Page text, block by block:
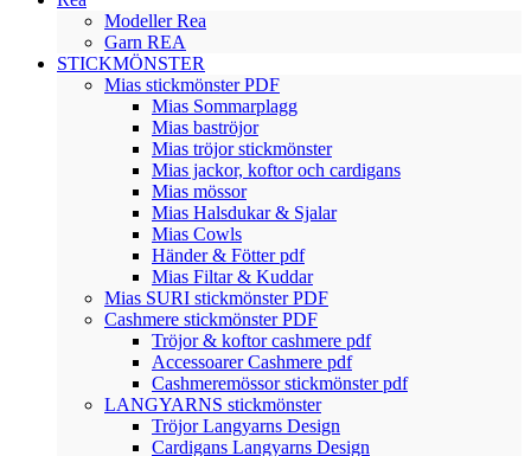
Modeller Rea
Garn REA
STICKMÖNSTER
Mias stickmönster PDF
Mias Sommarplagg
Mias baströjor
Mias tröjor stickmönster
Mias jackor, koftor och cardigans
Mias mössor
Mias Halsdukar & Sjalar
Mias Cowls
Händer & Fötter pdf
Mias Filtar & Kuddar
Mias SURI stickmönster PDF
Cashmere stickmönster PDF
Tröjor & koftor cashmere pdf
Accessoarer Cashmere pdf
Cashmeremössor stickmönster pdf
LANGYARNS stickmönster
Tröjor Langyarns Design
Cardigans Langyarns Design